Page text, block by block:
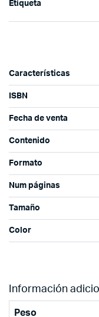
Etiqueta
Características
ISBN
Fecha de venta
Contenido
Formato
Num páginas
Tamaño
Color
Información
Peso